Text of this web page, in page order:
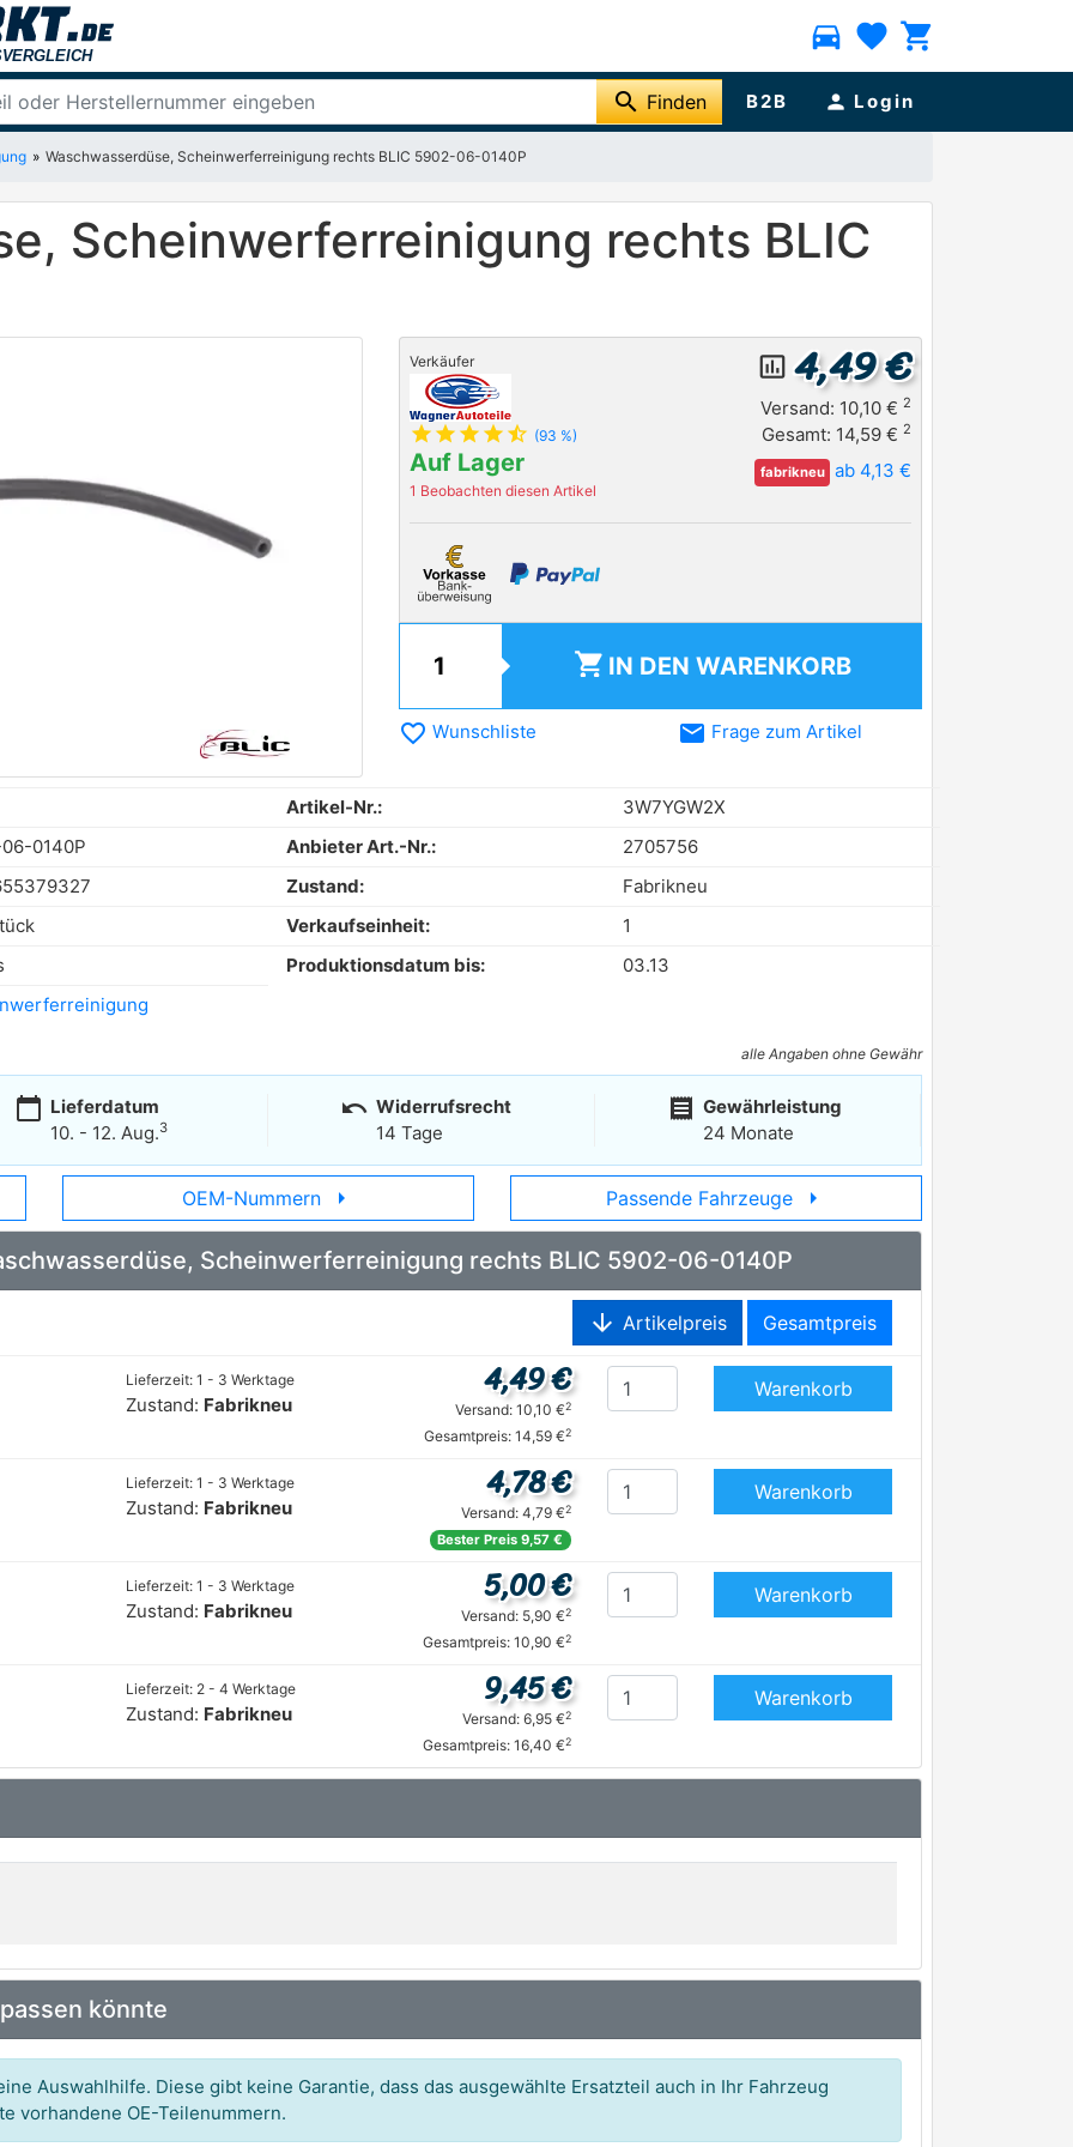
directions_car favorite shopping_cart
search Finden B2B person Login
Waschwasserdüse, Scheinwerferreinigung rechts BLIC 5902-06-0140P
Scheinwerferreinigung rechts BLIC
Verkäufer
star star star star star_half (93 %)
Auf Lager
1 Beobachten diesen Artikel
insert_chart_outlined 4,49 €
Versand: 10,10 € 2
Gesamt: 14,59 € 2
fabrikneu ab 4,13 €
shopping_cart IN DEN WARENKORB
favorite_border Wunschliste email Frage zum Artikel
Artikel-Nr.:
3W7YGW2X
0140P Anbieter Art.-Nr.:
2705756
Zustand:
Fabrikneu
Verkaufseinheit:
1
Produktionsdatum bis:
03.13
alle Angaben ohne Gewähr
calendar_today Lieferdatum
10. - 12. Aug.3
undo Widerrufsrecht
14 Tage
receipt Gewährleistung
24 Monate
OEM-Nummern arrow_right Passende Fahrzeuge arrow_right
Scheinwerferreinigung rechts BLIC 5902-06-0140P
arrow_downward Artikelpreis Gesamtpreis
Lieferzeit: 1 - 3 Werktage
Zustand: Fabrikneu
4,49 €
Versand: 10,10 €2
Gesamtpreis: 14,59 €2
Warenkorb
Lieferzeit: 1 - 3 Werktage
Zustand: Fabrikneu
4,78 €
Versand: 4,79 €2
Bester Preis 9,57 €
Warenkorb
Lieferzeit: 1 - 3 Werktage
Zustand: Fabrikneu
5,00 €
Versand: 5,90 €2
Gesamtpreis: 10,90 €2
Warenkorb
Lieferzeit: 2 - 4 Werktage
Zustand: Fabrikneu
9,45 €
Versand: 6,95 €2
Gesamtpreis: 16,40 €2
Warenkorb
könnte
Auswahlhilfe. Diese gibt keine Garantie, dass das ausgewählte Ersatzteil auch in Ihr Fahrzeug
vorhandene OE-Teilenummern.